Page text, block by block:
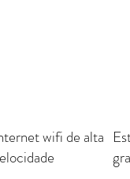
wifi de alta